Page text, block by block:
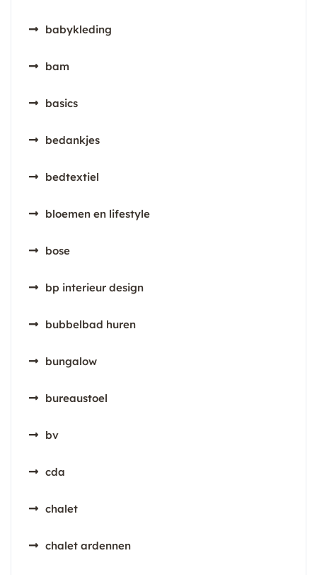
babykleding
bam
basics
bedankjes
bedtextiel
bloemen en lifestyle
bose
bp interieur design
bubbelbad huren
bungalow
bureaustoel
bv
cda
chalet
chalet ardennen